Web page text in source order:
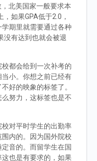
北美国家一般要求本
如果GPA低于2.0，
期里就需要通过各种
没有达到也就会被退
都会给到一次补考的
小。你想之前已经有
好的映象的标签了。
努力，这标签也是不
对平时学生的出勤率
内的。因为国外院校
音的。而留学生在国
也是有要求的，如果